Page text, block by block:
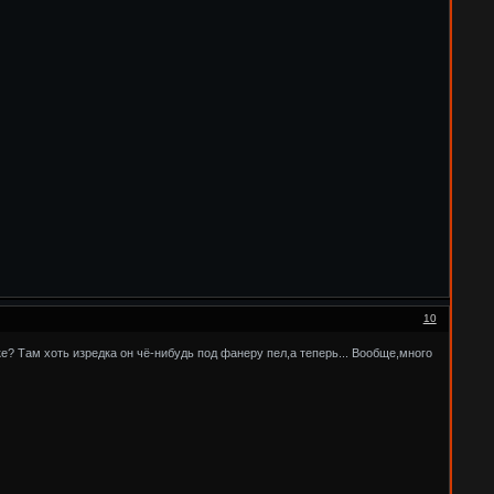
10
Там хоть изредка он чё-нибудь под фанеру пел,а теперь... Вообще,много